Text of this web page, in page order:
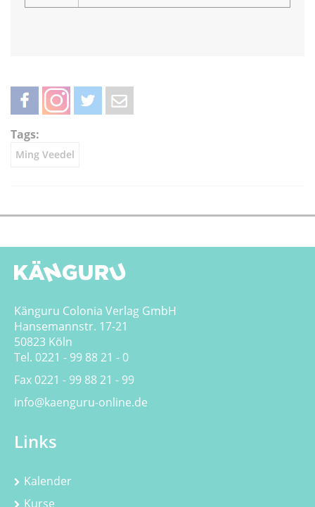
teilen
Tags:
Ming Veedel
Känguru Colonia Verlag GmbH
Hansemannstr. 17-21
50823 Köln
Tel. 0221 - 99 88 21 - 0
Fax 0221 - 99 88 21 - 99
info@kaenguru-online.de
Links
Kalender
Kurse